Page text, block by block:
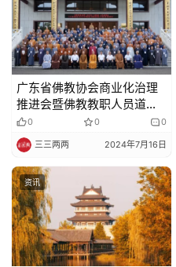
广东省佛教协会商业化治理
推进会暨佛教教职人员道风
建设培训班在云门山大觉禅
寺顺利圆满完成培训课程
0 0 0
三三两两 2024年7月16日
资讯